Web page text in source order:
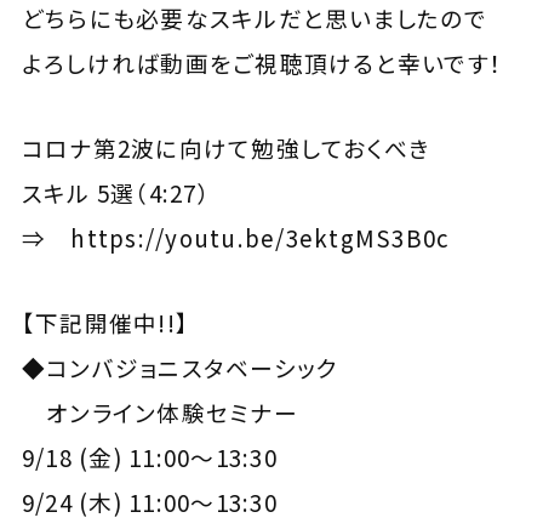
どちらにも必要なスキルだと思いましたので
よろしければ動画をご視聴頂けると幸いです！
コロナ第2波に向けて勉強しておくべき
スキル 5選（4:27）
⇒ https://youtu.be/3ektgMS3B0c
【下記開催中!!】
◆コンバジョニスタベーシック
オンライン体験セミナー
9/18 (金) 11:00～13:30
9/24 (木) 11:00～13:30